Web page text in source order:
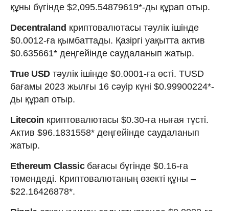
құны бүгінде $2,095.54879619*-ды құрап отыр.
Decentraland криптовалютасы тәулік ішінде
$0.0012-ға қымбаттады. Қазіргі уақытта актив
$0.635661* деңгейінде саудаланып жатыр.
True USD тәулік ішінде $0.0001-ға өсті. TUSD
бағамы 2023 жылғы 16 сәуір күні $0.99900224*-
ды құрап отыр.
Litecoin криптовалютасы $0.30-ға нығая түсті.
Актив $96.1831558* деңгейінде саудаланып
жатыр.
Ethereum Classicбағасы бүгінде $0.16-ға
төмендеді. Криптовалютаның өзекті құны –
$22.16426878*.